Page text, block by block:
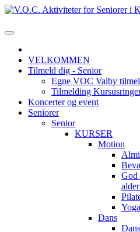
VELKOMMEN
Tilmeld dig - Senior
Egne VOC Valby
Tilmelding
Koncerter og event
Seniorer
Senior
KURSER
Motion
God
Yoga
Dans
Dans